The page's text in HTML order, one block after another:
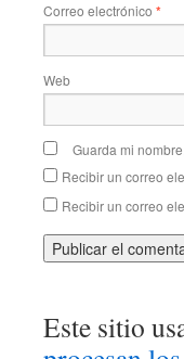
Correo electrónico *
Web
Guarda mi
Recibir un correo
Recibir un correo
Este sitio